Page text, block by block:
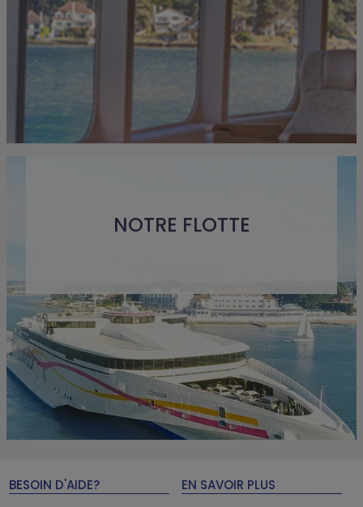
NOTRE FLOTTE
BESOIN D'AIDE? EN SAVOIR PLUS